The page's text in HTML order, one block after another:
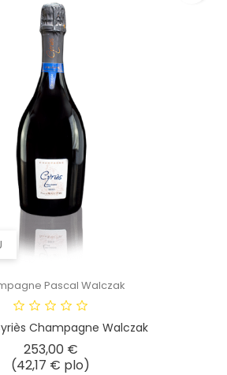
Pascal Walczak
Champagne Walczak
253,00 €Hinta
(42,17 € plo)